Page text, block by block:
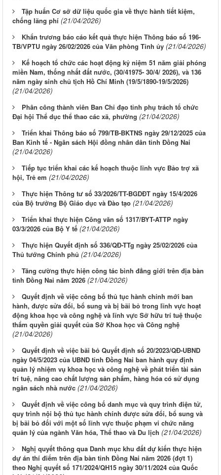
Tập huấn Cơ sở dữ liệu quốc gia về thực hành tiết kiệm,
chống lãng phí (21/04/2026)
Khẩn trương báo cáo kết quả thực hiện Thông báo số 196-
TB/VPTU ngày 26/02/2026 của Văn phòng Tỉnh ủy (21/04/2026)
Kế hoạch tổ chức các hoạt động kỷ niệm 51 năm giải phóng
miền Nam, thống nhất đất nước, (30/41975- 30/4/ 2026), và 136
năm ngày sinh chủ tịch Hồ Chí Minh (19/5/1890-19/5/2026)
(21/04/2026)
Phân công thành viên Ban Chỉ đạo tỉnh phụ trách tổ chức
Đại hội Thể dục thể thao các xã, phường (21/04/2026)
Triển khai Thông báo số 799/TB-BKTNS ngày 29/12/2025 của
Ban Kinh tế - Ngân sách Hội đồng nhân dân tỉnh Đồng Nai
(21/04/2026)
Tiếp tục triển khai các kế hoạch thuộc lĩnh vực Bảo trợ xã
hội, Trẻ em (21/04/2026)
Thực hiện Thông tư số 33/2026/TT-BGDĐT ngày 15/4/2026
của Bộ trưởng Bộ Giáo dục và Đào tạo (21/04/2026)
Triển khai thực hiện Công văn số 1317/BYT-ATTP ngày
03/3/2026 của Bộ Y tế (21/04/2026)
Thực hiện Quyết định số 336/QĐ-TTg ngày 25/02/2026 của
Thủ tướng Chính phủ (21/04/2026)
Tăng cường thực hiện công tác bình đẳng giới trên địa bàn
tỉnh Đồng Nai năm 2026 (21/04/2026)
Quyết định về việc công bố thủ tục hành chính mới ban
hành, được sửa đổi, bổ sung và bị bãi bỏ trong lĩnh vực hoạt
động khoa học và công nghệ và lĩnh vực Sở hữu trí tuệ thuộc
thẩm quyền giải quyết của Sở Khoa học và Công nghệ
(21/04/2026)
Quyết định về việc bãi bỏ Quyết định số 20/2023/QĐ-UBND
ngày 04/5/2023 của UBND tỉnh Đồng Nai ban hành quy định
quản lý nhiệm vụ khoa học và công nghệ về phát triển tài sản
trí tuệ, nâng cao chất lượng sản phẩm, hàng hóa có sử dụng
ngân sách nhà nước (21/04/2026)
Quyết định về việc công bố danh mục và quy trình điện tử,
quy trình nội bộ thủ tục hành chính được sửa đổi, bổ sung và
bị bãi bỏ đối với một số lĩnh vực thuộc phạm vi chức năng
quản lý của ngành Văn hóa, Thể thao và Du lịch (21/04/2026)
Nghị quyết thông qua Danh mục khu đất dự kiến thực hiện
dự án thí điểm trên địa bàn tỉnh Đồng Nai năm 2026 (đợt 1)
theo Nghị quyết số 171/2024/QH15 ngày 30/11/2024 của Quốc